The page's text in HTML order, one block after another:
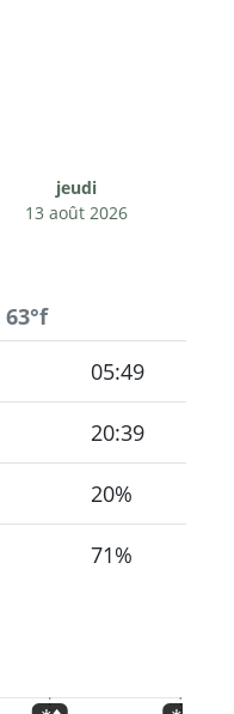
jeudi
13 août 2026
63°f
05:49
20:39
20%
71%